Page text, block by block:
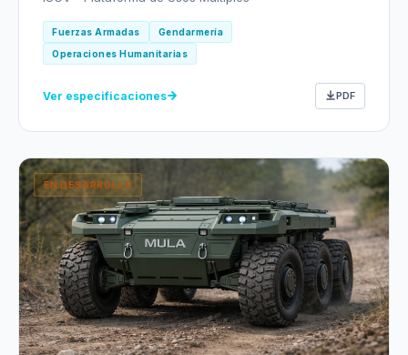
Fuerzas Armadas
Gendarmería
Operaciones Humanitarias
Ver especificaciones PDF
EN DESARROLLO